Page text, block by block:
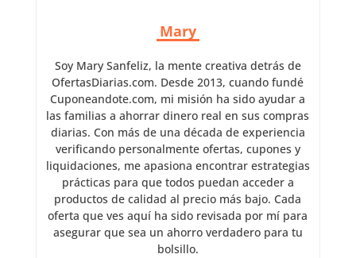
Mary
Soy Mary Sanfeliz, la mente creativa detrás de
OfertasDiarias.com. Desde 2013, cuando fundé
Cuponeandote.com, mi misión ha sido ayudar a
las familias a ahorrar dinero real en sus compras
diarias. Con más de una década de experiencia
verificando personalmente ofertas, cupones y
liquidaciones, me apasiona encontrar estrategias
prácticas para que todos puedan acceder a
productos de calidad al precio más bajo. Cada
oferta que ves aquí ha sido revisada por mí para
asegurar que sea un ahorro verdadero para tu
bolsillo.